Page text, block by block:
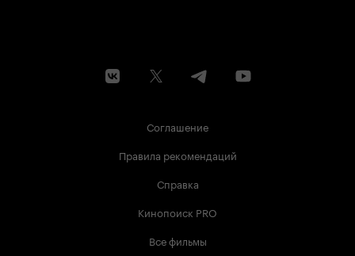
Соглашение
Правила рекомендаций
Справка
Кинопоиск PRO
Все фильмы